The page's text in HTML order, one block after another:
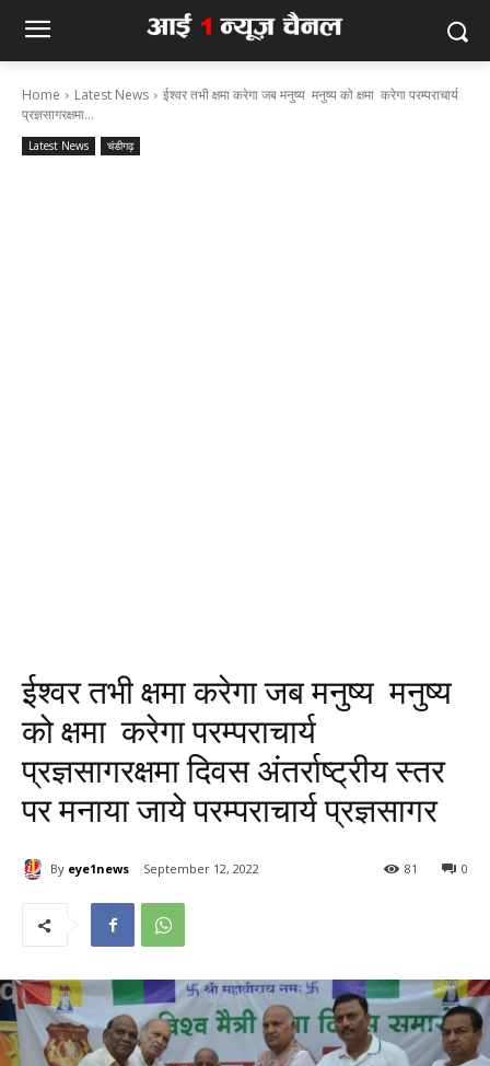
Home Latest News
ईश्वर तभी क्षमा करेगा जब मनुष्य मनुष्य को क्षमा करेगा परम्पराचार्य
प्रज्ञसागरक्षमा...
Latest News चंडीगढ़
ईश्वर तभी क्षमा करेगा जब मनुष्य मनुष्य
को क्षमा करेगा परम्पराचार्य
प्रज्ञसागरक्षमा दिवस अंतर्राष्ट्रीय स्तर
पर मनाया जाये परम्पराचार्य प्रज्ञसागर
By eye1news September 12, 2022 0
81